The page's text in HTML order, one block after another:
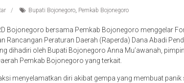
Bupati Bojonegoro, Pemkab Bojonegoro
Bojonegoro bersama Pemkab Bojonegoro menggelar
Rancangan Peraturan Daerah (Raperda) Dana Abadi
dihadiri oleh Bupati Bojonegoro Anna Mu’awanah,
Pemkab Bojonegoro yang terkait.
menyelamatkan diri akibat gempa yang membuat panik